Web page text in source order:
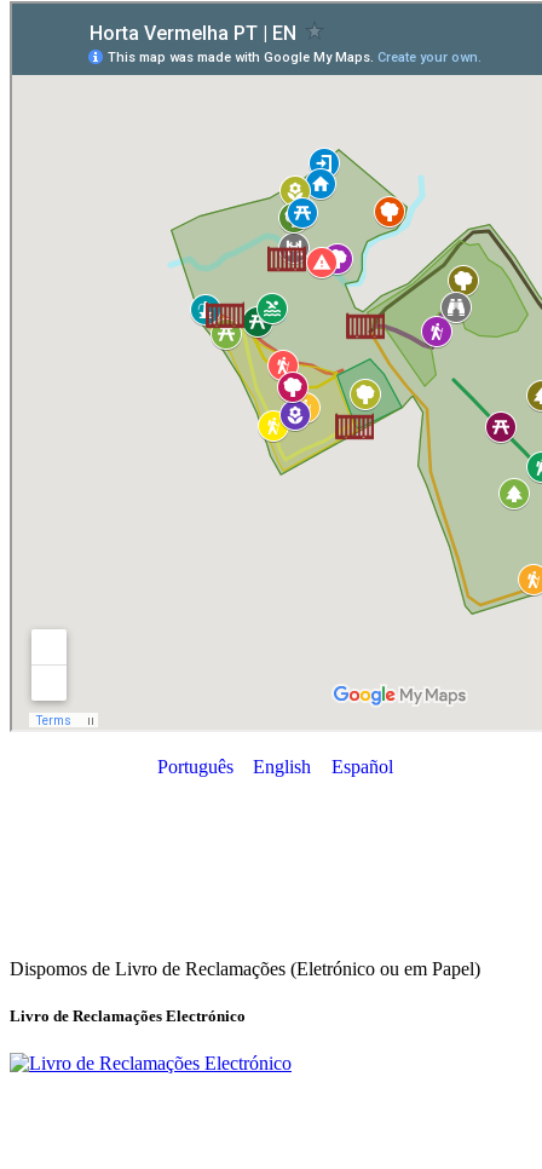
Português English Español
Dispomos de Livro de Reclamações (Eletrónico ou em Papel)
Livro de Reclamações Electrónico